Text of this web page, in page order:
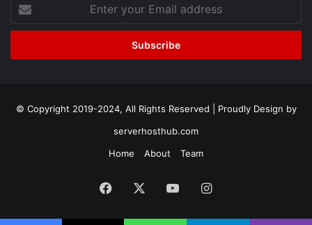
your
Email
© Copyright 2019-2024, All Rights Reserved | Proudly Design by
serverhosthub.com
Home
About Team
Facebook YouTubeInstagram